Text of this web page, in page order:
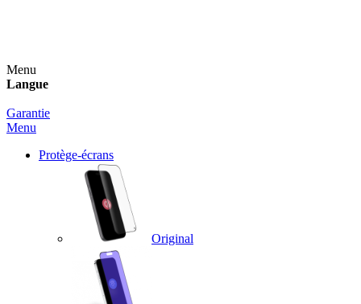
Menu
Langue
Garantie
Menu
Protège-écrans
Original